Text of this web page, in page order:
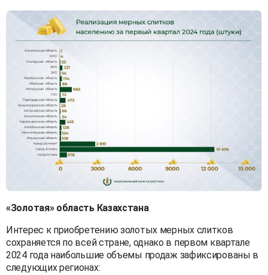
«Золотая» область Казахстана
Интерес к приобретению золотых мерных слитков
сохраняется по всей стране, однако в первом квартале
2024 года наибольшие объемы продаж зафиксированы в
следующих регионах: